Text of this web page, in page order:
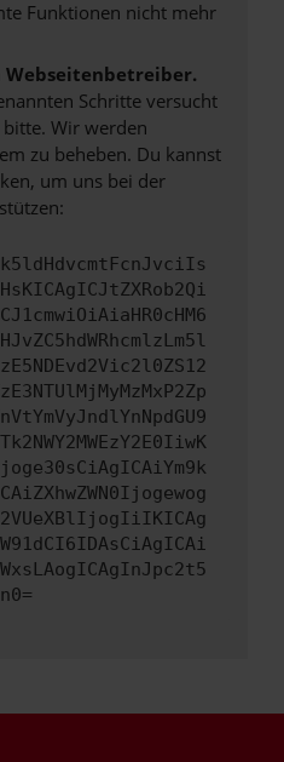
Funktionen nicht mehr
Webseitenbetreiber.
Schritte versucht
Wir werden
zu beheben. Du kannst
um uns bei der